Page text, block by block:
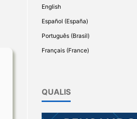
English
Español (España)
Português (Brasil)
Français (France)
QUALIS